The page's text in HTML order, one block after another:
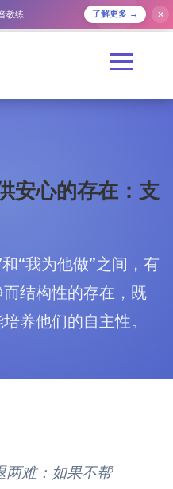
教练 了解更多 → ✕
安心的存在：支
“我为他做”之间，有
结构性的存在，既
养他们的自主性。
两难：如果不帮